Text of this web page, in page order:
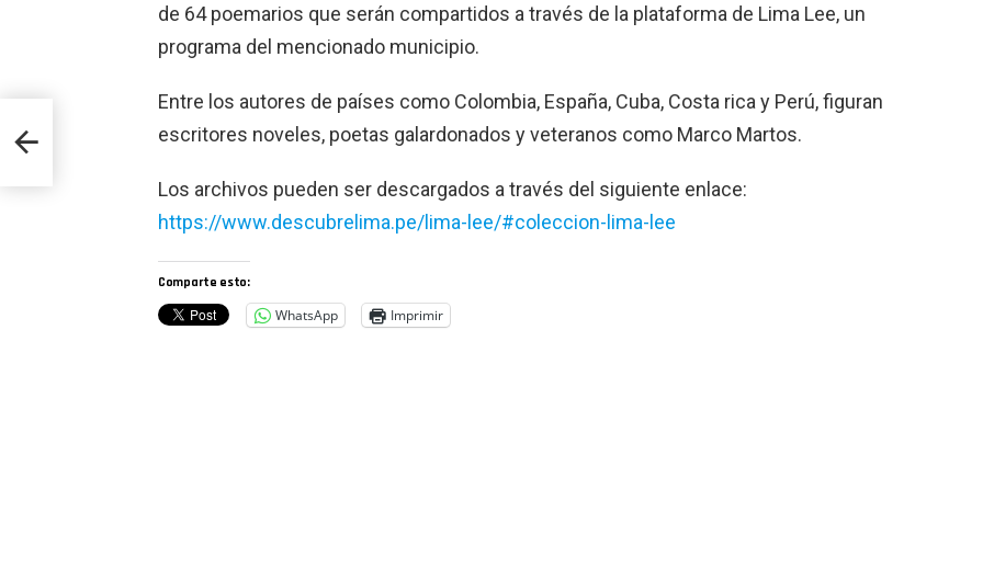
de 64 poemarios que serán compartidos a través de la plataforma de Lima Lee, un
programa del mencionado municipio.
Entre los autores de países como Colombia, España, Cuba, Costa rica y Perú, figuran
escritores noveles, poetas galardonados y veteranos como Marco Martos.
Los archivos pueden ser descargados a través del siguiente enlace:
https://www.descubrelima.pe/lima-lee/#coleccion-lima-lee
Comparte esto:
WhatsApp Imprimir